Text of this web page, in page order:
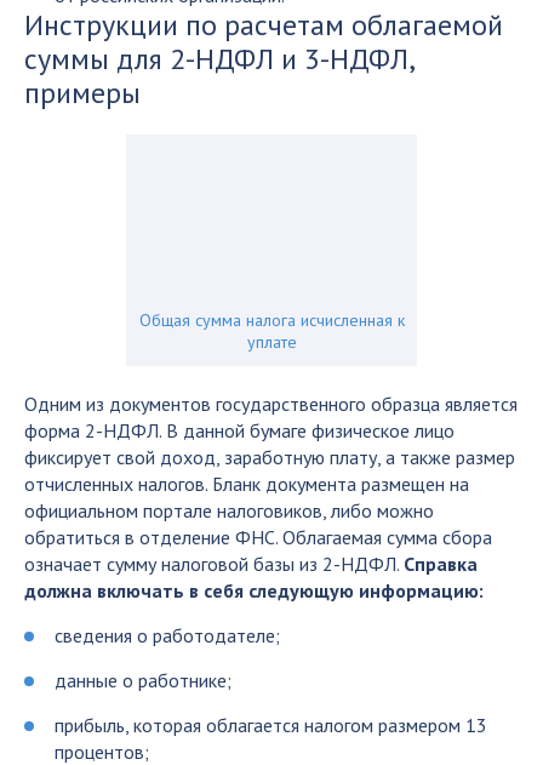
Инструкции по расчетам облагаемой
суммы для 2-НДФЛ и 3-НДФЛ,
примеры
Общая сумма налога исчисленная к
уплате
Одним из документов государственного образца является
форма 2-НДФЛ. В данной бумаге физическое лицо
фиксирует свой доход, заработную плату, а также размер
отчисленных налогов. Бланк документа размещен на
официальном портале налоговиков, либо можно
обратиться в отделение ФНС. Облагаемая сумма сбора
означает сумму налоговой базы из 2-НДФЛ. Справка
должна включать в себя следующую информацию:
сведения о работодателе;
данные о работнике;
прибыль, которая облагается налогом размером 13
процентов;